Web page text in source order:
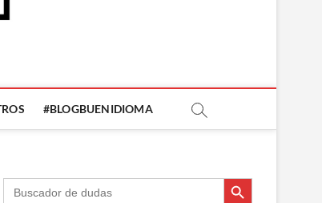
#BLOGBUENIDIOMA Botón de búsqueda
Buscar: Botón de búsqueda